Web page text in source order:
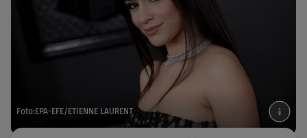
Foto:EPA-EFE/ETIENNE LAURENT